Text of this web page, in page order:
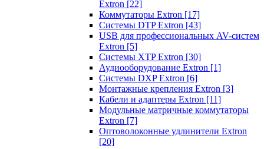
Extron [22]
Коммутаторы Extron [17]
Системы DTP Extron [43]
USB для профессиональных AV-систем
Extron [5]
Системы XTP Extron [30]
Аудиооборудование Extron [1]
Системы DXP Extron [6]
Монтажные крепления Extron [3]
Кабели и адаптеры Extron [11]
Модульные матричные коммутаторы
Extron [7]
Оптоволоконные удлинители Extron
[20]